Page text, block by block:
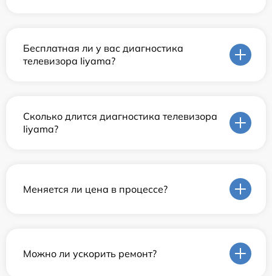
Бесплатная ли у вас диагностика
телевизора Iiyama?
Сколько длится диагностика телевизора
Iiyama?
Меняется ли цена в процессе?
Можно ли ускорить ремонт?